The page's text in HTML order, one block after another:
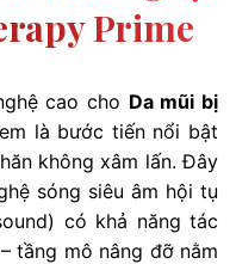
Prime
cao cho Da mũi bị
là bước tiến nổi bật
không xâm lấn. Đây
sóng siêu âm hội tụ
có khả năng tác
tầng mô nâng đỡ nằm